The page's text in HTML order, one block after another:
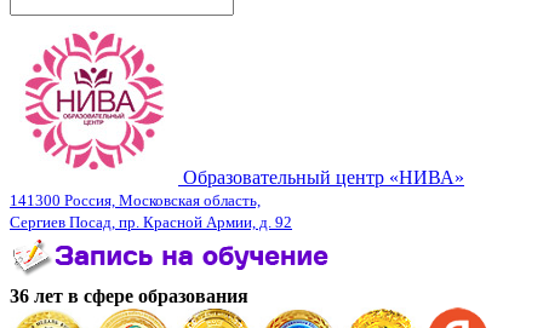
Образовательный центр «НИВА»
141300 Россия, Московская область,
Сергиев Посад, пр. Красной Армии, д. 92
36 лет в сфере образования